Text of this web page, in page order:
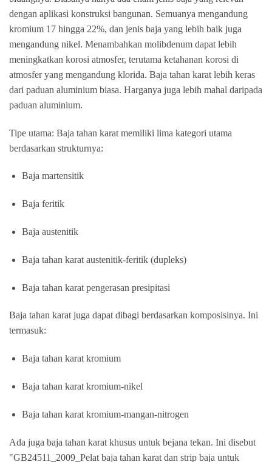
dengan aplikasi konstruksi bangunan. Semuanya mengandung
kromium 17 hingga 22%, dan jenis baja yang lebih baik juga
mengandung nikel. Menambahkan molibdenum dapat lebih
meningkatkan korosi atmosfer, terutama ketahanan korosi di
atmosfer yang mengandung klorida. Baja tahan karat lebih keras
dari paduan aluminium biasa. Harganya juga lebih mahal daripada
paduan aluminium.
Tipe utama: Baja tahan karat memiliki lima kategori utama
berdasarkan strukturnya:
Baja martensitik
Baja feritik
Baja austenitik
Baja tahan karat austenitik-feritik (dupleks)
Baja tahan karat pengerasan presipitasi
Baja tahan karat juga dapat dibagi berdasarkan komposisinya. Ini
termasuk:
Baja tahan karat kromium
Baja tahan karat kromium-nikel
Baja tahan karat kromium-mangan-nitrogen
Ada juga baja tahan karat khusus untuk bejana tekan. Ini disebut
"GB24511_2009_Pelat baja tahan karat dan strip baja untuk